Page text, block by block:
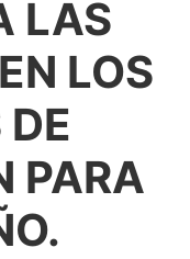
LAS
LOS
PARA